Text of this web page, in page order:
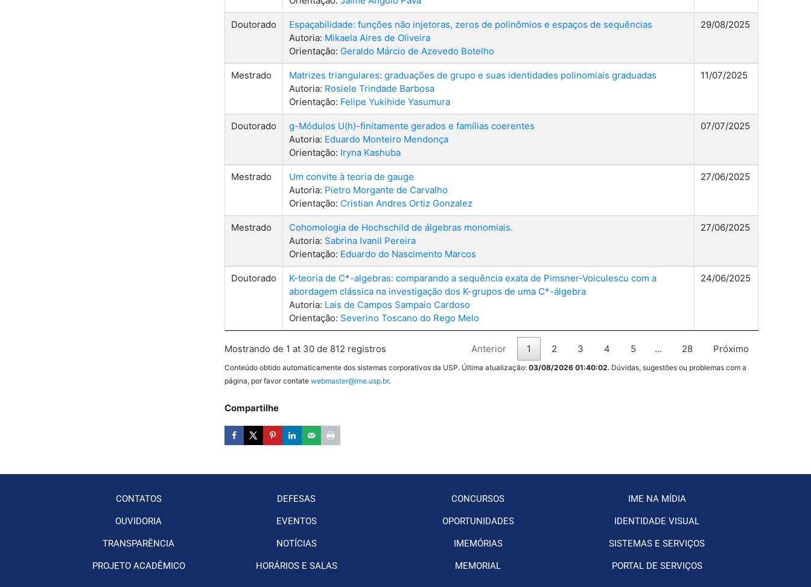
Doutorado
Espaçabilidade: funções não injetoras, zeros de polinômios e espaços de sequências
Autoria: Mikaela Aires de Oliveira
Orientação: Geraldo Márcio de Azevedo Botelho
29/08/2025
Mestrado
Matrizes triangulares: graduações de grupo e suas identidades polinomiais graduadas
Autoria: Rosiele Trindade Barbosa
Orientação: Felipe Yukihide Yasumura
11/07/2025
Doutorado
g-Módulos U(h)-finitamente gerados e famílias coerentes
Autoria: Eduardo Monteiro Mendonça
Orientação: Iryna Kashuba
07/07/2025
Mestrado
Um convite à teoria de gauge
Autoria: Pietro Morgante de Carvalho
Orientação: Cristian Andres Ortiz Gonzalez
27/06/2025
Mestrado
Cohomologia de Hochschild de álgebras monomiais.
Autoria: Sabrina Ivanil Pereira
Orientação: Eduardo do Nascimento Marcos
27/06/2025
Doutorado
K-teoria de C*-algebras: comparando a sequência exata de Pimsner-Voiculescu com a
abordagem clássica na investigação dos K-grupos de uma C*-álgebra
Autoria: Lais de Campos Sampaio Cardoso
Orientação: Severino Toscano do Rego Melo
24/06/2025
Mostrando de 1 at 30 de 812 registros Anterior 1 2 3 4 5 … 28 Próximo
Conteúdo obtido automaticamente dos sistemas corporativos da USP. Última atualização: 03/08/2026 01:40:02. Dúvidas, sugestões ou problemas com a
página, por favor contate webmaster@ime.usp.br.
Compartilhe
CONTATOS
OUVIDORIA
TRANSPARÊNCIA
PROJETO ACADÊMICO
DEFESAS
EVENTOS
NOTÍCIAS
HORÁRIOS E SALAS
CONCURSOS
OPORTUNIDADES
IMEMÓRIAS
MEMORIAL
IME NA MÍDIA
IDENTIDADE VISUAL
SISTEMAS E SERVIÇOS
PORTAL DE SERVIÇOS